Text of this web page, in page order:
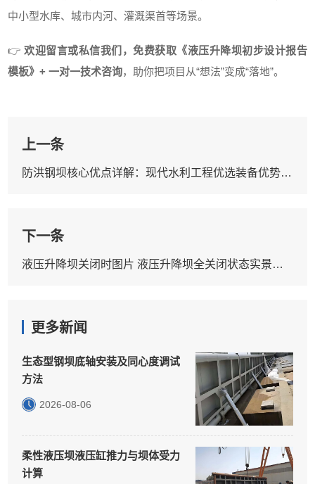
中小型水库、城市内河、灌溉渠首等场景。
👉欢迎留言或私信我们，免费获取《液压升降坝初步设计报告
模板》+ 一对一技术咨询，助你把项目从“想法”变成“落地”。
上一条
防洪钢坝核心优点详解：现代水利工程优选装备优势分析
下一条
液压升降坝关闭时图片 液压升降坝全关闭状态实景案例
更多新闻
生态型钢坝底轴安装及同心度调试
方法
2026-08-06
柔性液压坝液压缸推力与坝体受力
计算